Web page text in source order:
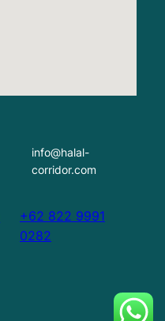
info@halal-
corridor.com
+62 822 9991
0282